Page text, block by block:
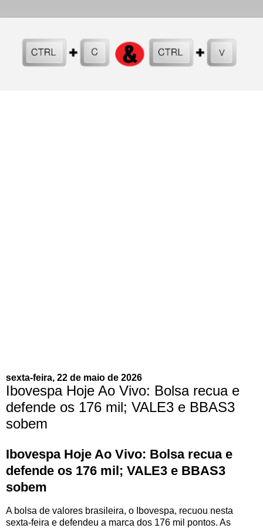
sexta-feira, 22 de maio de 2026
Ibovespa Hoje Ao Vivo: Bolsa recua e
defende os 176 mil; VALE3 e BBAS3
sobem
Ibovespa Hoje Ao Vivo: Bolsa recua e
defende os 176 mil; VALE3 e BBAS3
sobem
A bolsa de valores brasileira, o Ibovespa, recuou nesta
sexta-feira e defendeu a marca dos 176 mil pontos. As